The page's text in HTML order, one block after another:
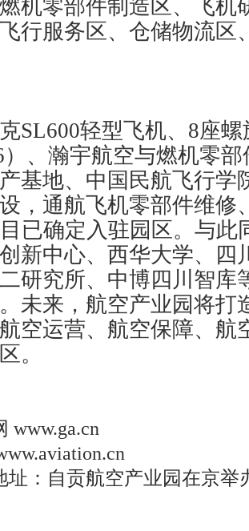
机零部件制造区、飞机
行服务区、仓储物流区
SL600轻型飞机、8座
）、瀚宇航空与燃机零
基地、中国民航飞行学
，通航飞机零部件维修
已确定入驻园区。与此
新中心、西华大学、四
研究所、中博四川智库
未来，航空产业园将打
空运营、航空保障、航
。
www.ga.cn
： 自贡航空产业园在京举